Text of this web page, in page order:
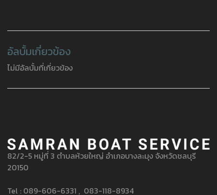
อัลบั้มเกี่ยวข้อง
ไม่มีอัลบั้มที่เกี่ยวข้อง
82/2-5 หมู่ที่ 3 ตำบลห้วยใหญ่ อำเภอบางละมุง จังหวัดชลบุรี
20150
Tel : 089-606-6331 , 083-118-8934